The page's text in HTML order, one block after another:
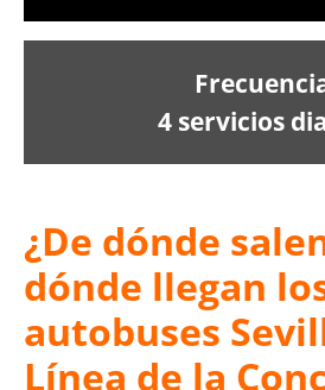
4 servicios
¿De dónde
dónde llegan
autobuses
Línea de la